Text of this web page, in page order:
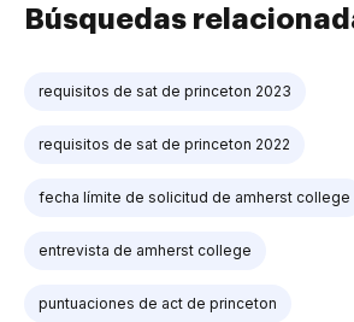
Búsquedas
requisitos de sat de princeton 2023
requisitos de sat de princeton 2022
fecha límite de solicitud de amherst college
entrevista de amherst college
puntuaciones de act de princeton